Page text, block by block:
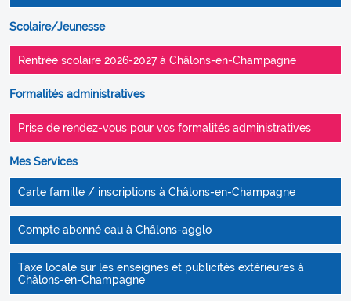
Scolaire/Jeunesse
Rentrée scolaire 2026-2027 à Châlons-en-Champagne
Formalités administratives
Prise de rendez-vous pour vos formalités administratives
Mes Services
Carte famille / inscriptions à Châlons-en-Champagne
Compte abonné eau à Châlons-agglo
Taxe locale sur les enseignes et publicités extérieures à
Châlons-en-Champagne